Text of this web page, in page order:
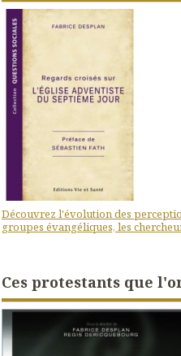
Découvrez l'évolution des
groupes évangéliques, les
Ces protestants que